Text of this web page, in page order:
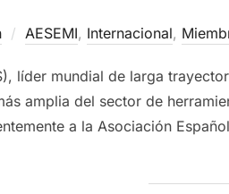
AESEMI, Internacional,
líder mundial de larga
amplia del sector de
a la Asociación